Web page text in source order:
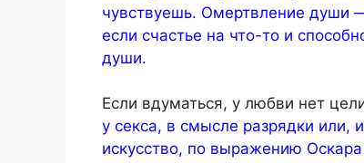
чувствуешь. Омертвление души
если счастье на что-то и
души.
Если вдуматься, у любви нет
у секса, в смысле разрядки или,
искусство, по выражению